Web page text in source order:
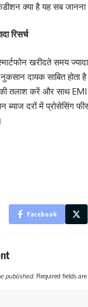
क्या है यह सब
रिसर्च
खरीदते समय
दायक साबित होता
तलाश करें और साथ EMI
ब्याज दरों में प्रोसेसिंग
Facebook
published. Required fields